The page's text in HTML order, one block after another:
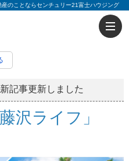
のことならセンチュリー21富士ハウジング
記事更新しました
沢ライフ」